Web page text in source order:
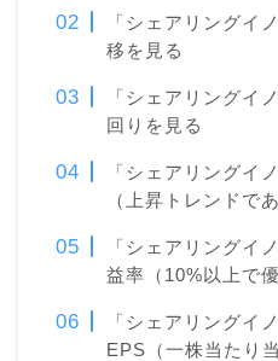
「シェアリングイ
移を見る
「シェアリングイ
回りを見る
「シェアリングイ
（上昇トレンドで
「シェアリングイ
益率（10%以上で優
「シェアリングイ
EPS（一株当たり